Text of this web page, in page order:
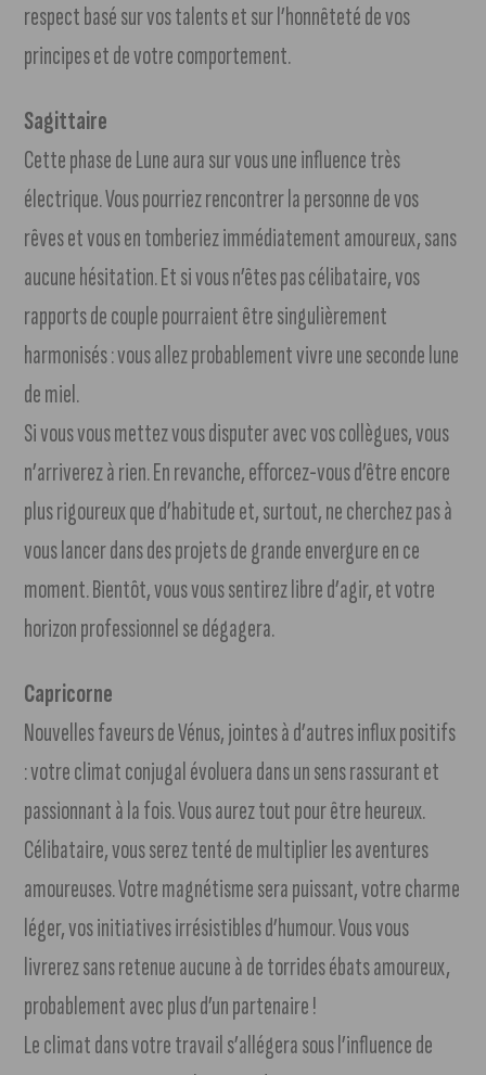
respect basé sur vos talents et sur l’honnêteté de vos
principes et de votre comportement.
Sagittaire
Cette phase de Lune aura sur vous une influence très
électrique. Vous pourriez rencontrer la personne de vos
rêves et vous en tomberiez immédiatement amoureux, sans
aucune hésitation. Et si vous n’êtes pas célibataire, vos
rapports de couple pourraient être singulièrement
harmonisés : vous allez probablement vivre une seconde lune
de miel.
Si vous vous mettez vous disputer avec vos collègues, vous
n’arriverez à rien. En revanche, efforcez-vous d’être encore
plus rigoureux que d’habitude et, surtout, ne cherchez pas à
vous lancer dans des projets de grande envergure en ce
moment. Bientôt, vous vous sentirez libre d’agir, et votre
horizon professionnel se dégagera.
Capricorne
Nouvelles faveurs de Vénus, jointes à d’autres influx positifs
: votre climat conjugal évoluera dans un sens rassurant et
passionnant à la fois. Vous aurez tout pour être heureux.
Célibataire, vous serez tenté de multiplier les aventures
amoureuses. Votre magnétisme sera puissant, votre charme
léger, vos initiatives irrésistibles d’humour. Vous vous
livrerez sans retenue aucune à de torrides ébats amoureux,
probablement avec plus d’un partenaire !
Le climat dans votre travail s’allégera sous l’influence de